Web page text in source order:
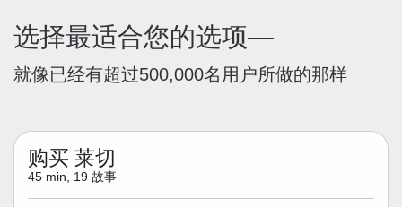
选择最适合您的选项—
就像已经有超过500,000名用户所做的那样
购买 莱切
45 min, 19 故事